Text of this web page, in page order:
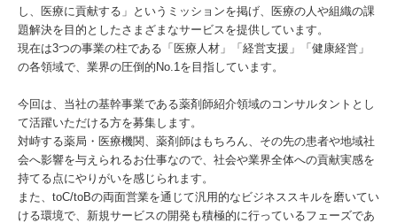
し、医療に貢献する」というミッションを掲げ、医療の人や組織の課
題解決を目的としたさまざまなサービスを提供しています。
現在は3つの事業の柱である「医療人材」「経営支援」「健康経営」
の各領域で、業界の圧倒的No.1を目指しています。
今回は、当社の基幹事業である薬剤師紹介領域のコンサルタントとし
て活躍いただける方を募集します。
対峙する薬局・医療機関、薬剤師はもちろん、その先の患者や地域社
会へ影響を与えられるお仕事なので、社会や業界全体への貢献実感を
持てる点にやりがいを感じられます。
また、toC/toBの両面営業を通じて汎用的なビジネススキルを磨いてい
ける環境で、新規サービスの開発も積極的に行っているフェーズであ